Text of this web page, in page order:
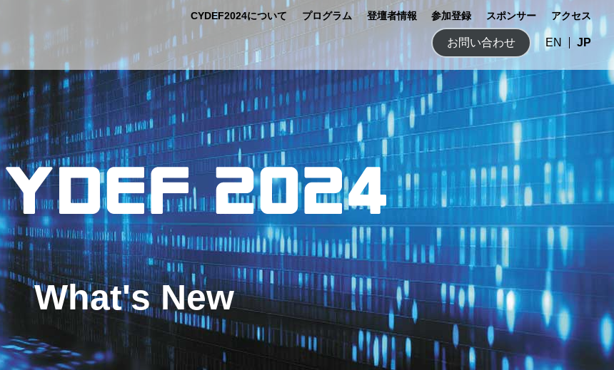
CYDEF2024について プログラム 登壇者情報 参加登録 スポンサー アクセス
お問い合わせ EN JP
What's New